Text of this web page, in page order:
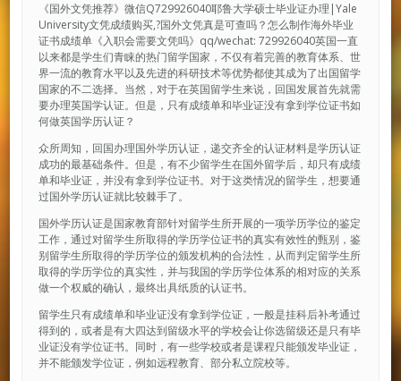
《国外文凭推荐》微信Q729926040耶鲁大学硕士毕业证办理|Yale
University文凭成绩购买,?国外文凭真是可查吗？怎么制作海外毕业
证书成绩单《入职会需要文凭吗》qq/wechat: 729926040英国一直
以来都是学生们青睐的热门留学国家，不仅有着完善的教育体系、世
界一流的教育水平以及先进的科研技术等优势都使其成为了出国留学
国家的不二选择。当然，对于在英国留学生来说，回国发展首先就需
要办理英国学认证。但是，只有成绩单和毕业证没有拿到学位证书如
何做英国学历认证？
众所周知，回国办理国外学历认证，递交齐全的认证材料是学历认证
成功的最基础条件。但是，有不少留学生在国外留学后，却只有成绩
单和毕业证，并没有拿到学位证书。对于这类情况的留学生，想要通
过国外学历认证就比较棘手了。
国外学历认证是国家教育部针对留学生所开展的一项学历学位的鉴定
工作，通过对留学生所取得的学历学位证书的真实有效性的甄别，鉴
别留学生所取得的学历学位的颁发机构的合法性，从而判定留学生所
取得的学历学位的真实性，并与我国的学历学位体系的相对应的关系
做一个权威的确认，最终出具纸质的认证书。
留学生只有成绩单和毕业证没有拿到学位证，一般是挂科后补考通过
得到的，或者是有大四达到留级水平的学校会让你选留级还是只有毕
业证没有学位证书。同时，有一些学校或者是课程只能颁发毕业证，
并不能颁发学位证，例如远程教育、部分私立院校等。